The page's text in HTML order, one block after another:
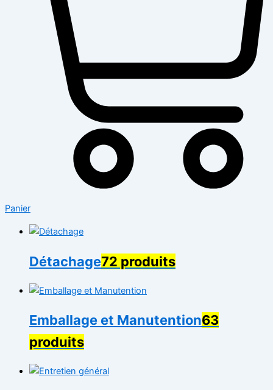
Panier
Détachage72 produits
Emballage et Manutention63
produits